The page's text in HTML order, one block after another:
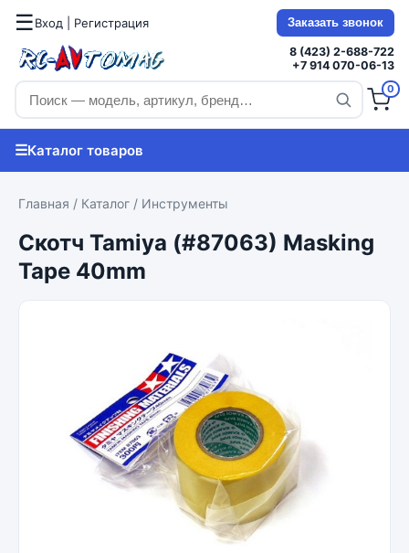
☰Вход | Регистрация Заказать звонок
8 (423) 2-688-722
+7 914 070-06-13
0
☰Каталог товаров
Главная / Каталог / Инструменты
Скотч Tamiya (#87063) Masking
Tape 40mm